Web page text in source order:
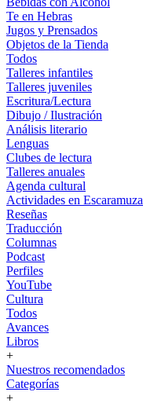
Te en Hebras
Jugos y Prensados
Objetos de la Tienda
Todos
Talleres infantiles
Talleres juveniles
Escritura/Lectura
Dibujo / Ilustración
Análisis literario
Lenguas
Clubes de lectura
Talleres anuales
Agenda cultural
Actividades en Escaramuza
Reseñas
Traducción
Columnas
Podcast
Perfiles
YouTube
Cultura
Todos
Avances
Libros
+
Nuestros recomendados
Categorías
+